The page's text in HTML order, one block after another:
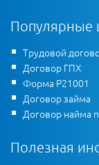
Популярные
Трудовой
Договор ГПХ
Форма Р21001
Договор займа
Договор найма
Полезная